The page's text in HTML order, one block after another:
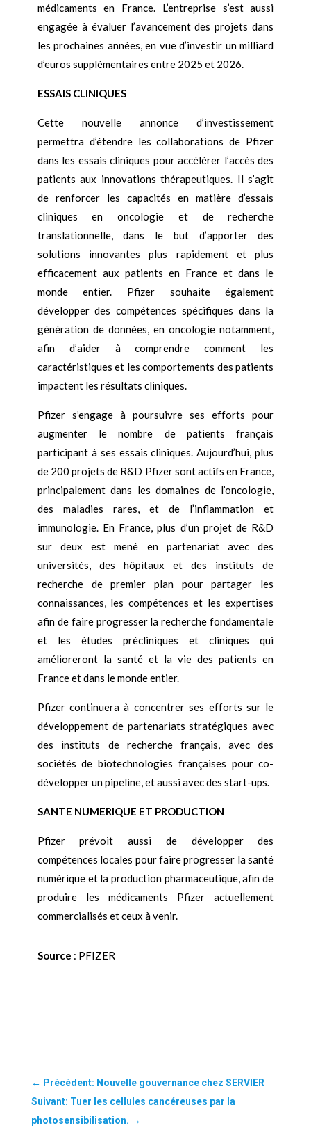
médicaments en France. L’entreprise s’est aussi
engagée à évaluer l’avancement des projets dans
les prochaines années, en vue d’investir un milliard
d’euros supplémentaires entre 2025 et 2026.
ESSAIS CLINIQUES
Cette nouvelle annonce d’investissement
permettra d’étendre les collaborations de Pfizer
dans les essais cliniques pour accélérer l’accès des
patients aux innovations thérapeutiques. Il s’agit
de renforcer les capacités en matière d’essais
cliniques en oncologie et de recherche
translationnelle, dans le but d’apporter des
solutions innovantes plus rapidement et plus
efficacement aux patients en France et dans le
monde entier. Pfizer souhaite également
développer des compétences spécifiques dans la
génération de données, en oncologie notamment,
afin d’aider à comprendre comment les
caractéristiques et les comportements des patients
impactent les résultats cliniques.
Pfizer s’engage à poursuivre ses efforts pour
augmenter le nombre de patients français
participant à ses essais cliniques. Aujourd’hui, plus
de 200 projets de R&D Pfizer sont actifs en France,
principalement dans les domaines de l’oncologie,
des maladies rares, et de l’inflammation et
immunologie. En France, plus d’un projet de R&D
sur deux est mené en partenariat avec des
universités, des hôpitaux et des instituts de
recherche de premier plan pour partager les
connaissances, les compétences et les expertises
afin de faire progresser la recherche fondamentale
et les études précliniques et cliniques qui
amélioreront la santé et la vie des patients en
France et dans le monde entier.
Pfizer continuera à concentrer ses efforts sur le
développement de partenariats stratégiques avec
des instituts de recherche français, avec des
sociétés de biotechnologies françaises pour co-
développer un pipeline, et aussi avec des start-ups.
SANTE NUMERIQUE ET PRODUCTION
Pfizer prévoit aussi de développer des
compétences locales pour faire progresser la santé
numérique et la production pharmaceutique, afin de
produire les médicaments Pfizer actuellement
commercialisés et ceux à venir.
Source : PFIZER
← Précédent: Nouvelle gouvernance chez SERVIER
Suivant: Tuer les cellules cancéreuses par la
photosensibilisation. →